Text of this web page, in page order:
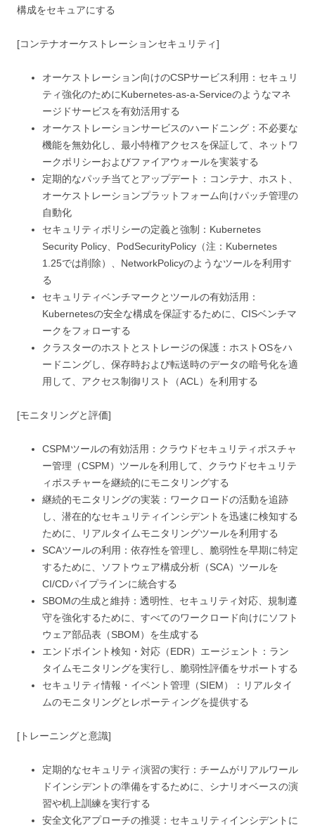
構成をセキュアにする
[コンテナオーケストレーションセキュリティ]
オーケストレーション向けのCSPサービス利用：セキュリ
ティ強化のためにKubernetes-as-a-Serviceのようなマネ
ージドサービスを有効活用する
オーケストレーションサービスのハードニング：不必要な
機能を無効化し、最小特権アクセスを保証して、ネットワ
ークポリシーおよびファイアウォールを実装する
定期的なパッチ当てとアップデート：コンテナ、ホスト、
オーケストレーションプラットフォーム向けパッチ管理の
自動化
セキュリティポリシーの定義と強制：Kubernetes
Security Policy、PodSecurityPolicy（注：Kubernetes
1.25では削除）、NetworkPolicyのようなツールを利用す
る
セキュリティベンチマークとツールの有効活用：
Kubernetesの安全な構成を保証するために、CISベンチマ
ークをフォローする
クラスターのホストとストレージの保護：ホストOSをハ
ードニングし、保存時および転送時のデータの暗号化を適
用して、アクセス制御リスト（ACL）を利用する
[モニタリングと評価]
CSPMツールの有効活用：クラウドセキュリティポスチャ
ー管理（CSPM）ツールを利用して、クラウドセキュリテ
ィポスチャーを継続的にモニタリングする
継続的モニタリングの実装：ワークロードの活動を追跡
し、潜在的なセキュリティインシデントを迅速に検知する
ために、リアルタイムモニタリングツールを利用する
SCAツールの利用：依存性を管理し、脆弱性を早期に特定
するために、ソフトウェア構成分析（SCA）ツールを
CI/CDパイプラインに統合する
SBOMの生成と維持：透明性、セキュリティ対応、規制遵
守を強化するために、すべてのワークロード向けにソフト
ウェア部品表（SBOM）を生成する
エンドポイント検知・対応（EDR）エージェント：ラン
タイムモニタリングを実行し、脆弱性評価をサポートする
セキュリティ情報・イベント管理（SIEM）：リアルタイ
ムのモニタリングとレポーティングを提供する
[トレーニングと意識]
定期的なセキュリティ演習の実行：チームがリアルワール
ドインシデントの準備をするために、シナリオベースの演
習や机上訓練を実行する
安全文化アプローチの推奨：セキュリティインシデントに